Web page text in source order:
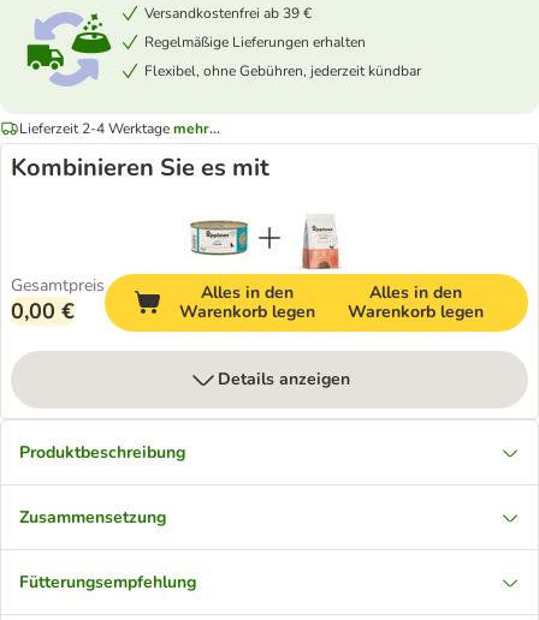
Versandkostenfrei ab 39 €
Regelmäßige Lieferungen erhalten
Flexibel, ohne Gebühren, jederzeit kündbar
Lieferzeit 2-4 Werktagemehr...
Kombinieren Sie es mit
Gesamtpreis
0,00 €
Alles in den
Warenkorb legen
Alles in den
Warenkorb legen
Details anzeigen
Produktbeschreibung
Zusammensetzung
Fütterungsempfehlung